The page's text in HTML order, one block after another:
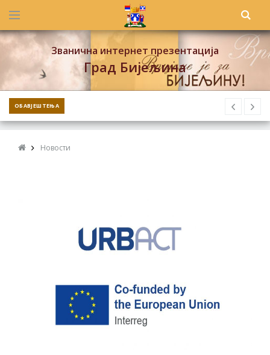
Званична интернет презентација
Град Бијељина
ОБАВЈЕШТЕЊА
Новости